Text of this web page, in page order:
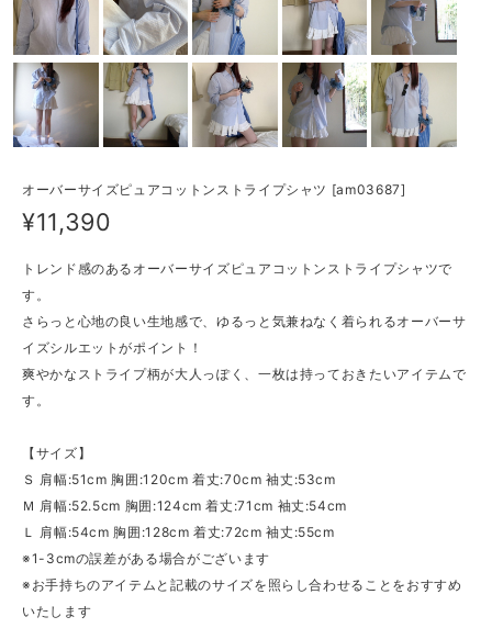
オーバーサイズピュアコットンストライプシャツ [am03687]
¥11,390
トレンド感のあるオーバーサイズピュアコットンストライプシャツで
す。
さらっと心地の良い生地感で、ゆるっと気兼ねなく着られるオーバーサ
イズシルエットがポイント！
爽やかなストライプ柄が大人っぽく、一枚は持っておきたいアイテムで
す。
【サイズ】
Ｓ 肩幅:51cm 胸囲:120cm 着丈:70cm 袖丈:53cm
Ｍ 肩幅:52.5cm 胸囲:124cm 着丈:71cm 袖丈:54cm
Ｌ 肩幅:54cm 胸囲:128cm 着丈:72cm 袖丈:55cm
※1-3cmの誤差がある場合がございます
※お手持ちのアイテムと記載のサイズを照らし合わせることをおすすめ
いたします